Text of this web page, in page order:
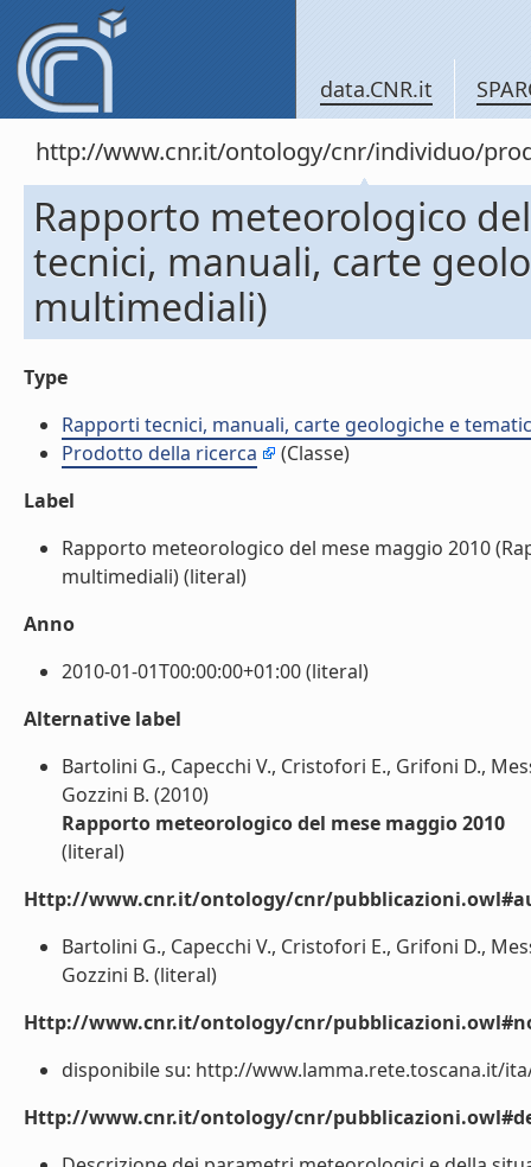
data.CNR.it
http://www.cnr.it/ontology/cnr/individuo/
Rapporto meteorologico
tecnici, manuali, carte
multimediali)
Type
Rapporti tecnici, manuali, carte geologiche e
Prodotto della ricerca
(Classe)
Label
Rapporto meteorologico del mese maggio 2010
multimediali) (literal)
Anno
2010-01-01T00:00:00+01:00 (literal)
Alternative label
Bartolini G., Capecchi V., Cristofori E., Grifoni D.,
Gozzini B. (2010)
Rapporto meteorologico del mese maggio 2010
(literal)
Http://www.cnr.it/ontology/cnr/
Bartolini G., Capecchi V., Cristofori E., Grifoni D.,
Gozzini B. (literal)
Http://www.cnr.it/ontology/cnr/
disponibile su: http://www.lamma.rete.toscana.it/
Http://www.cnr.it/ontology/cnr/